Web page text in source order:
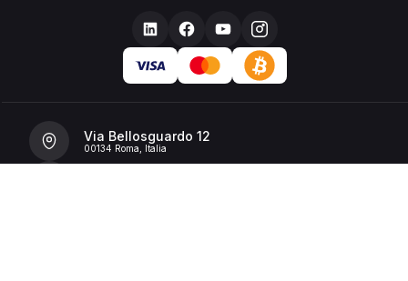
Via Bellosguardo 12
00134 Roma, Italia